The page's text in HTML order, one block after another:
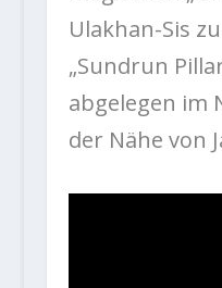
Ulakhan-Sis
„Sundrun
abgelegen im
der Nähe von